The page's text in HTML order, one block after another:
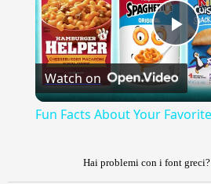
Watch on
Fun Facts About Your
Hai problemi con i font greci?